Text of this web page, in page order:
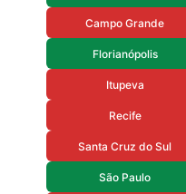
Campo Grande
Florianópolis
Itupeva
Recife
Santa Cruz do Sul
São Paulo